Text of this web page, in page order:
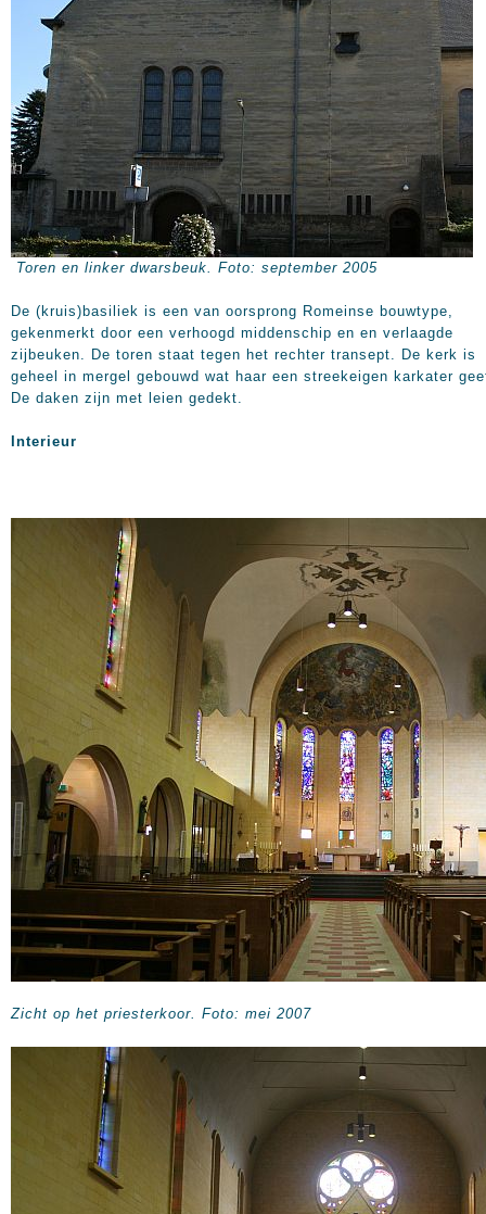
Toren en linker dwarsbeuk. Foto: september 2005
De (kruis)basiliek is een van oorsprong Romeinse bouwtype,
gekenmerkt door een verhoogd middenschip en en verlaagde
zijbeuken. De toren staat tegen het rechter transept. De kerk is
geheel in mergel gebouwd wat haar een streekeigen karkater
De daken zijn met leien gedekt.
Interieur
Zicht op het priesterkoor. Foto: mei 2007